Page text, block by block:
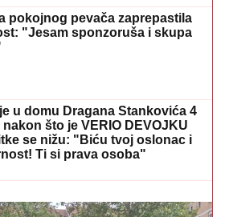
Domaća i puna ukusa